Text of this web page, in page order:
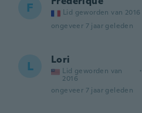
F Lid geworden van 2016
ongeveer 7 jaar geleden
L Lori
Lid geworden van
2016
·
ongeveer 7 jaar geleden